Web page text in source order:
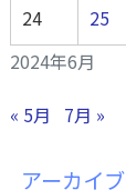
2024年6月
24 25
« 5月 7月 »
アーカイブ